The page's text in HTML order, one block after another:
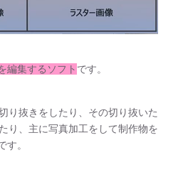
編集するソフト です。
り抜きをしたり、その切り抜いた
り、主に写真加工をして制作物を
す。